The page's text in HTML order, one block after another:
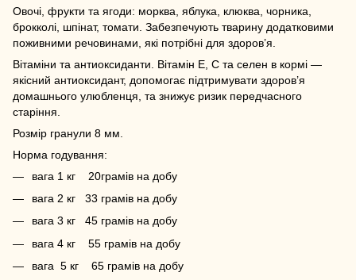
Овочі, фрукти та ягоди: морква, яблука, клюква, чорника,
брокколі, шпінат, томати. Забезпечують тварину додатковими
поживними речовинами, які потрібні для здоров’я.
Вітаміни та антиоксиданти. Вітамін Е, С та селен в кормі —
якісний антиоксидант, допомогає підтримувати здоров’я
домашнього улюбленця, та знижує ризик передчасного
старіння.
Розмір гранули 8 мм.
Норма годування:
вага 1 кг 20грамів на добу
вага 2 кг 33 грамів на добу
вага 3 кг 45 грамів на добу
вага 4 кг 55 грамів на добу
вага 5 кг 65 грамів на добу